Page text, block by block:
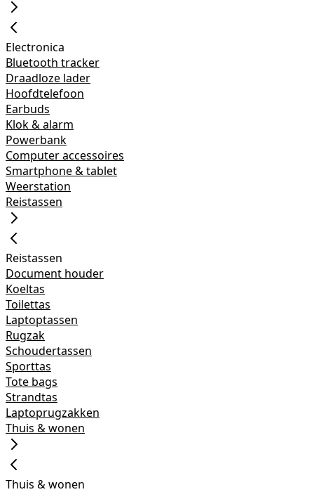
Electronica
Bluetooth tracker
Draadloze lader
Hoofdtelefoon
Earbuds
Klok & alarm
Powerbank
Computer accessoires
Smartphone & tablet
Weerstation
Reistassen
Reistassen
Document houder
Koeltas
Toilettas
Laptoptassen
Rugzak
Schoudertassen
Sporttas
Tote bags
Strandtas
Laptoprugzakken
Thuis & wonen
Thuis & wonen